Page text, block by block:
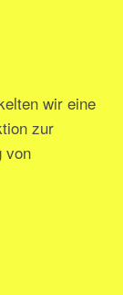
wir eine
zur
von